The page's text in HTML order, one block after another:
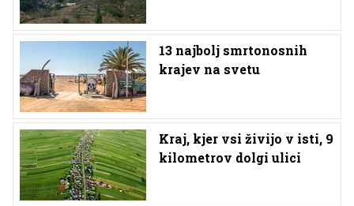
13 najbolj smrtonosnih
krajev na svetu
Kraj, kjer vsi živijo v isti, 9
kilometrov dolgi ulici